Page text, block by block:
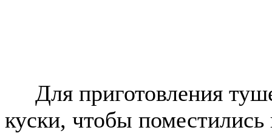
Для приготовления
куски, чтобы